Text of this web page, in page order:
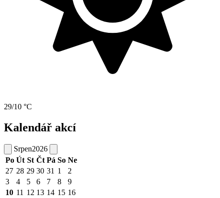
29/10 °C
Kalendář akcí
Srpen2026
Po Út St Čt Pá So Ne
27 28 29 30 31 1
2
3
4 5 6 7 8
9
10 11 12 13 14 15 16